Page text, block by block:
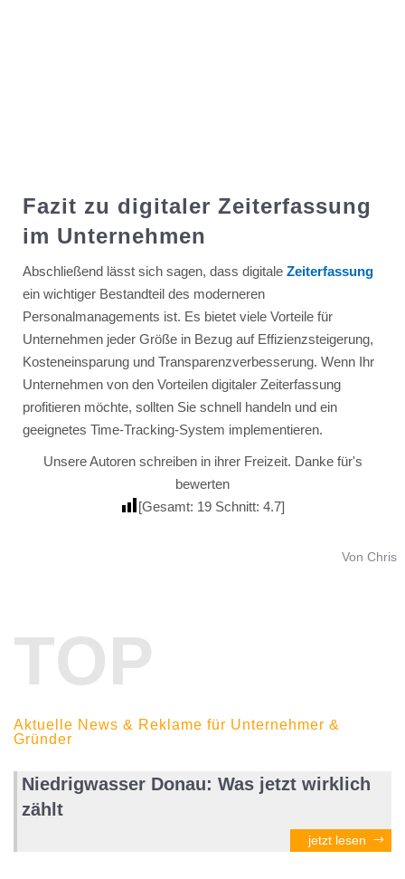
Fazit zu digitaler Zeiterfassung
im Unternehmen
Abschließend lässt sich sagen, dass digitale Zeiterfassung
ein wichtiger Bestandteil des moderneren
Personalmanagements ist. Es bietet viele Vorteile für
Unternehmen jeder Größe in Bezug auf Effizienzsteigerung,
Kosteneinsparung und Transparenzverbesserung. Wenn Ihr
Unternehmen von den Vorteilen digitaler Zeiterfassung
profitieren möchte, sollten Sie schnell handeln und ein
geeignetes Time-Tracking-System implementieren.
Unsere Autoren schreiben in ihrer Freizeit. Danke für's
bewerten
[Gesamt: 19 Schnitt: 4.7]
Von Chris
TOP
Aktuelle News & Reklame für Unternehmer &
Gründer
Niedrigwasser Donau: Was jetzt wirklich
zählt
jetzt lesen